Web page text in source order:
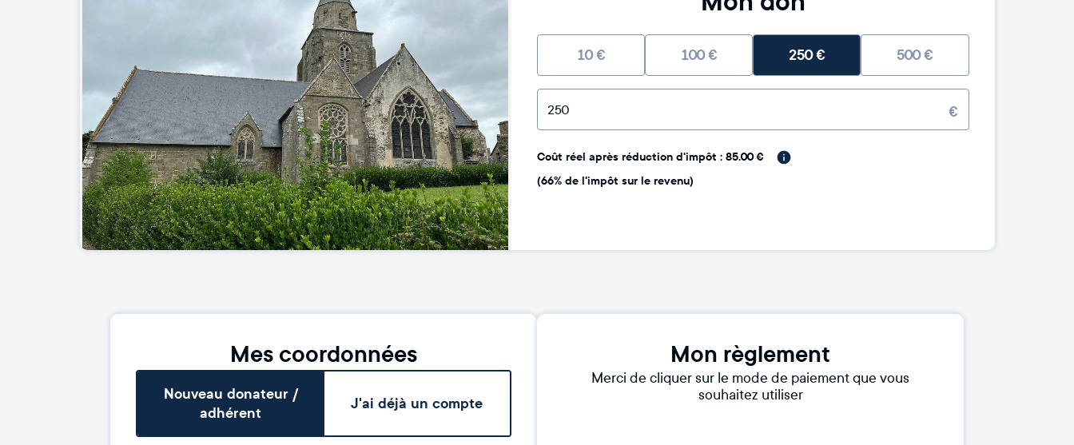
10€ 100€ 250€ 500€
€
Coût réel après réduction d'impôt : 85.00 €
(66% de l'impôt sur le revenu)
Mes coordonnées
Nouveau donateur /
adhérent
J'ai déjà un compte
Mon règlement
Merci de cliquer sur le mode de paiement que vous
souhaitez utiliser